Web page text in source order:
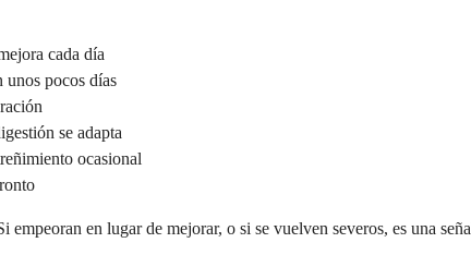
cada día
unos pocos días
se adapta
ocasional
en lugar de mejorar, o si se vuelven severos, es una